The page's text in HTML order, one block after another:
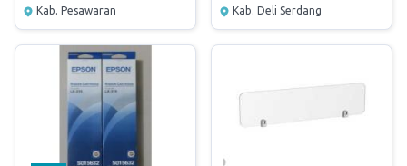
Kab. Pesawaran Kab. Deli Serdang